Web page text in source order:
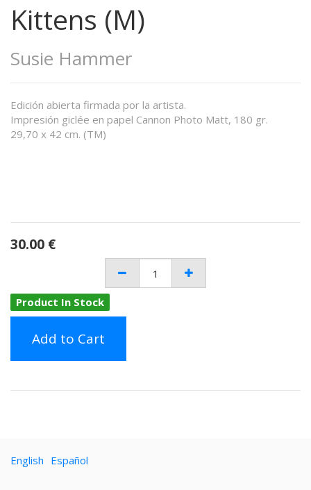
Kittens (M)
Susie Hammer
Edición abierta firmada por la artista.
Impresión giclée en papel Cannon Photo Matt, 180 gr.
29,70 x 42 cm. (TM)
30.00 €
Product In Stock
Add to Cart
English Español